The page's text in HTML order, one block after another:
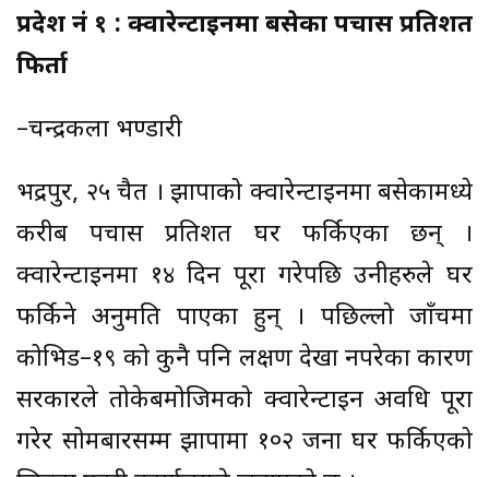
प्रदेश नं १ : क्वारेन्टाइनमा बसेका पचास प्रतिशत
फिर्ता
–चन्द्रकला भण्डारी
भद्रपुर, २५ चैत । झापाको क्वारेन्टाइनमा बसेकामध्ये
करीब पचास प्रतिशत घर फर्किएका छन् ।
क्वारेन्टाइनमा १४ दिन पूरा गरेपछि उनीहरुले घर
फर्किने अनुमति पाएका हुन् । पछिल्लो जाँचमा
कोभिड–१९ को कुनै पनि लक्षण देखा नपरेका कारण
सरकारले तोकेबमोजिमको क्वारेन्टाइन अवधि पूरा
गरेर सोमबारसम्म झापामा १०२ जना घर फर्किएको